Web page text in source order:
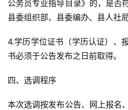
公务员专业指导目录》的，是否
县委组织部、县委编办、县人社
4.学历学位证书（学历认证）、
书必须于公告发布之日前取得。
四、选调程序
本次选调按发布公告、网上报名